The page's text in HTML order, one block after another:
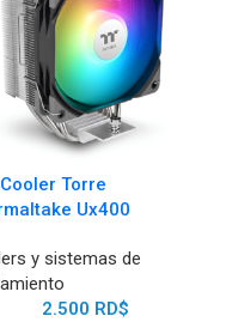
Torre
Ux400
y sistemas de
2.500 RD$